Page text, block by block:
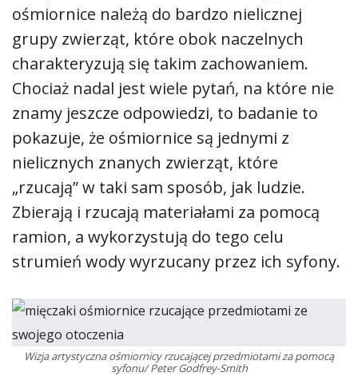
ośmiornice należą do bardzo nielicznej
grupy zwierząt, które obok naczelnych
charakteryzują się takim zachowaniem.
Chociaż nadal jest wiele pytań, na które nie
znamy jeszcze odpowiedzi, to badanie to
pokazuje, że ośmiornice są jednymi z
nielicznych znanych zwierząt, które
„rzucają” w taki sam sposób, jak ludzie.
Zbierają i rzucają materiałami za pomocą
ramion, a wykorzystują do tego celu
strumień wody wyrzucany przez ich syfony.
Wizja artystyczna ośmiornicy rzucającej przedmiotami za pomocą
syfonu/ Peter Godfrey-Smith